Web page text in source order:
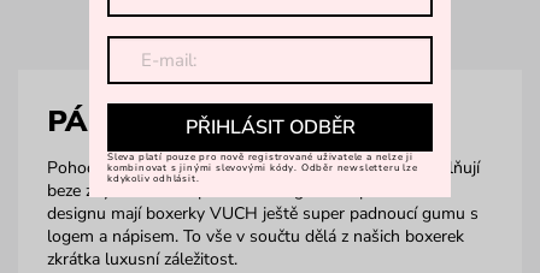
PÁNSKÉ BOXERKY
Pohodlí vždy na prvním místě. To boxerky od Vuch splňují
beze zbytku. Kromě pohodlí a elegantně sportovního
designu mají boxerky VUCH ještě super padnoucí gumu s
logem a nápisem. To vše v součtu dělá z našich boxerek
zkrátka luxusní záležitost.
PŘIHLÁSIT ODBĚR
Sleva platí pouze pro nově registrované uživatele a nelze ji
kombinovat s jinými slevovými kódy. Odběr newsletteru lze
kdykoliv odhlásit.